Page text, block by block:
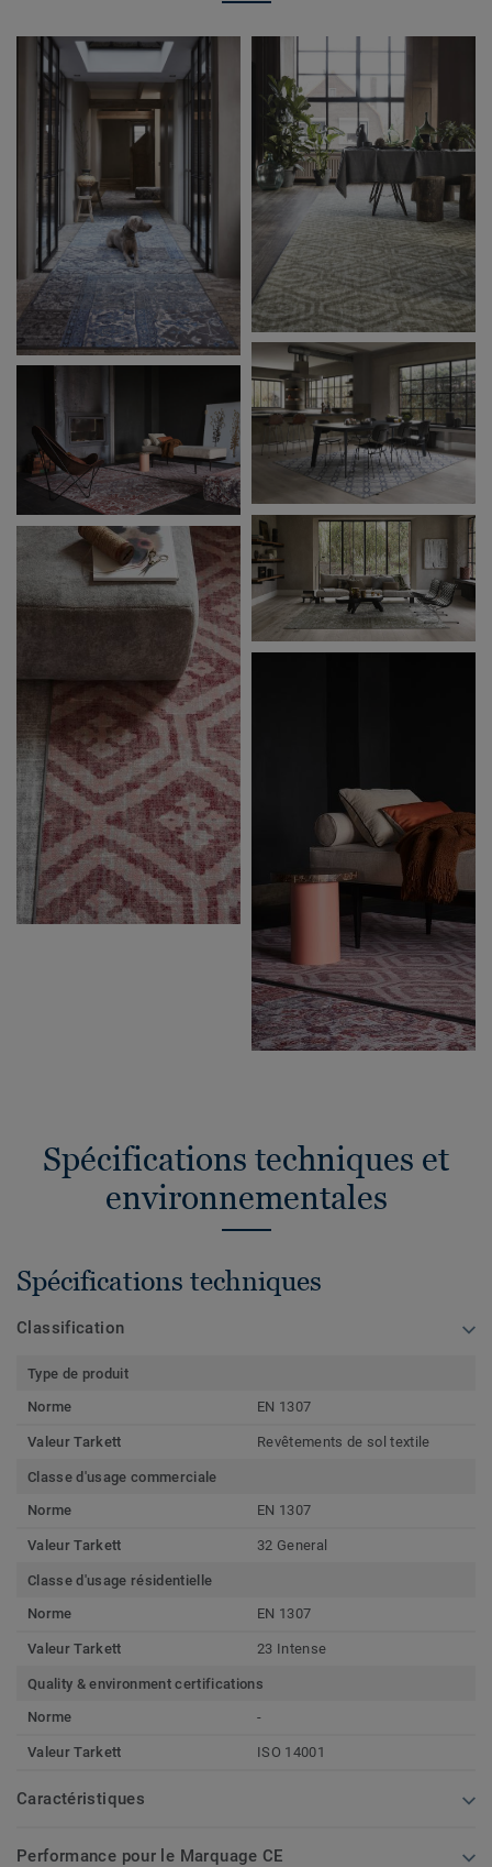
Spécifications techniques et
environnementales
Spécifications techniques
Classification
Type de produit
Norme
EN 1307
Valeur Tarkett Revêtements de sol textile
Classe d'usage commerciale
Norme
EN 1307
Valeur Tarkett 32 General
Classe d'usage résidentielle
Norme
EN 1307
Valeur Tarkett 23 Intense
Quality & environment certifications
Norme
-
Valeur Tarkett ISO 14001
Caractéristiques
Performance pour le Marquage CE